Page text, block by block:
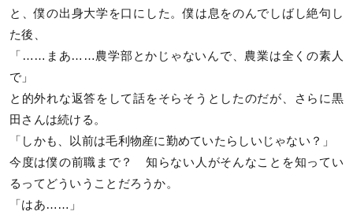
と、僕の出身大学を口にした。僕は息をのんでしばし絶句し
た後、
「……まあ……農学部とかじゃないんで、農業は全くの素人
で」
と的外れな返答をして話をそらそうとしたのだが、さらに黒
田さんは続ける。
「しかも、以前は毛利物産に勤めていたらしいじゃない？」
今度は僕の前職まで？ 知らない人がそんなことを知ってい
るってどういうことだろうか。
「はあ……」